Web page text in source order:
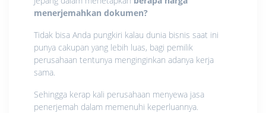
menerjemahkan dokumen?
Tidak bisa Anda pungkiri kalau dunia bisnis saat ini
punya cakupan yang lebih luas, bagi pemilik
perusahaan tentunya menginginkan adanya kerja
sama.
Sehingga kerap kali perusahaan menyewa jasa
penerjemah dalam memenuhi keperluannya.